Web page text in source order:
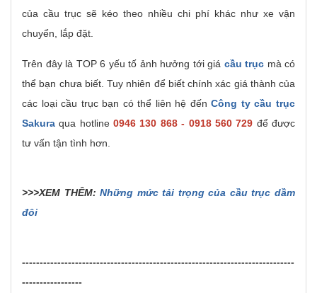
của cầu trục sẽ kéo theo nhiều chi phí khác như xe vận
chuyển, lắp đặt.
Trên đây là TOP 6 yếu tố ảnh hưởng tới giá cầu trục mà có
thể bạn chưa biết. Tuy nhiên để biết chính xác giá thành của
các loại cầu trục bạn có thể liên hệ đếnCông ty cầu trục
Sakura qua hotline0946 130 868 - 0918 560 729 để được
tư vấn tận tình hơn.
>>>XEM THÊM:Những mức tải trọng của cầu trục dầm
đôi
-----------------------------------------------------------------------------
-----------------